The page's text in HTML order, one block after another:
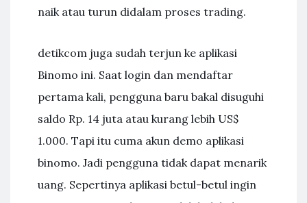
naik atau turun didalam proses trading.
detikcom juga sudah terjun ke aplikasi
Binomo ini. Saat login dan mendaftar
pertama kali, pengguna baru bakal disuguhi
saldo Rp. 14 juta atau kurang lebih US$
1.000. Tapi itu cuma akun demo aplikasi
binomo. Jadi pengguna tidak dapat menarik
uang. Sepertinya aplikasi betul-betul ingin